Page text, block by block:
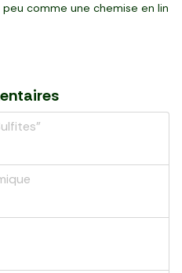
comme une chemise en lin